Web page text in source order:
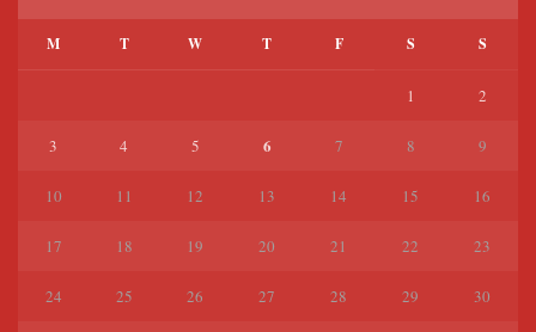
M T W T F S S
1 2
3 4 5 6 7 8 9
10 11 12 13 14 15 16
17 18 19 20 21 22 23
24 25 26 27 28 29 30